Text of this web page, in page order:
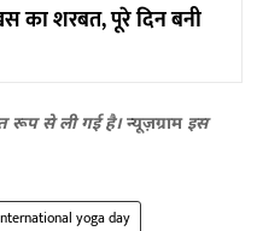
का शरबत, पूरे दिन बनी
रूप से ली गई है।न्यूज़ग्राम इस
yoga day